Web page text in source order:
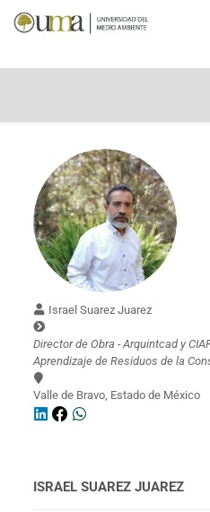
Israel Suarez Juarez
Director de Obra - Arquintcad y
Aprendizaje de Residuos de la
Valle de Bravo, Estado de México
ISRAEL SUAREZ JUAREZ